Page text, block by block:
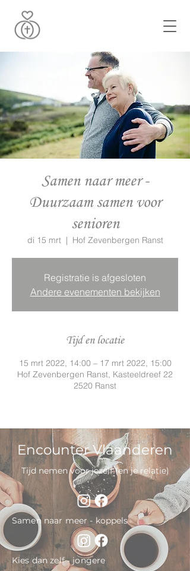
Samen naar meer -
Duurzaam samen voor
senioren
di 15 mrt
  |
Hof Zevenbergen Ranst
Registratie is afgesloten
Andere evenementen bekijken
Tijd en locatie
15 mrt 2022, 14:00 – 17 mrt 2022, 15:00
Hof Zevenbergen Ranst, Kasteeldreef 22
2520 Ranst
Encounter Vlaanderen
Tijd nemen voor jezelf (en je relatie)
Samen naar meer - koppels
Kies dan zelf - jongere